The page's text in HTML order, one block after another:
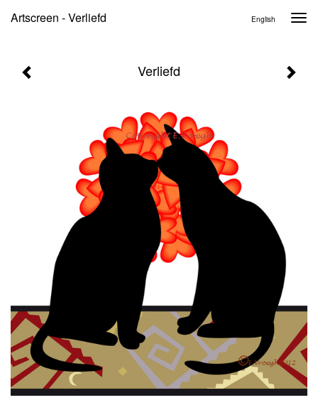
Artscreen - Verliefd English
Verliefd